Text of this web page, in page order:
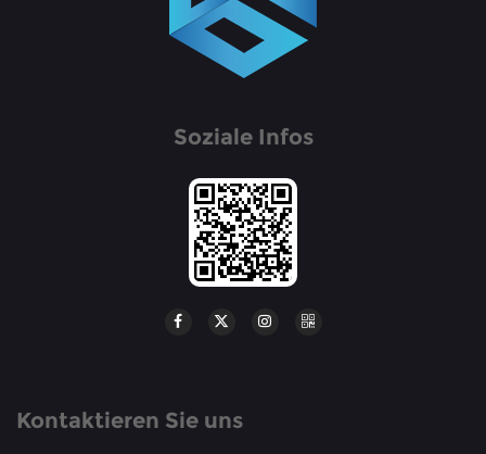
Soziale Infos
Kontaktieren Sie uns